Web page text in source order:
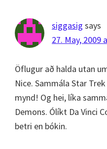
siggasig says
27. May, 2009
Öflugur að halda utan
Nice. Sammála Star
mynd! Og hei, líka
Demons. Ólíkt Da Vinci
betri en bókin.